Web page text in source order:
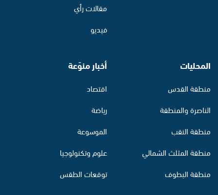
مقالات رأي
فيديو
المحليات
منطقة القدس
الناصرة والمنطقة
منطقة النقب
منطقة المثلث الشمالي
منطقة البطوف
أخبار منوّعة
اقتصاد
رياضة
الموسوعة
علوم وتكنولوجيا
توقعات الطقس